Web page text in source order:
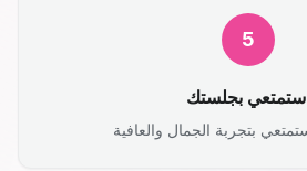
5
بجلستك
بتجربة الجمال والعافية